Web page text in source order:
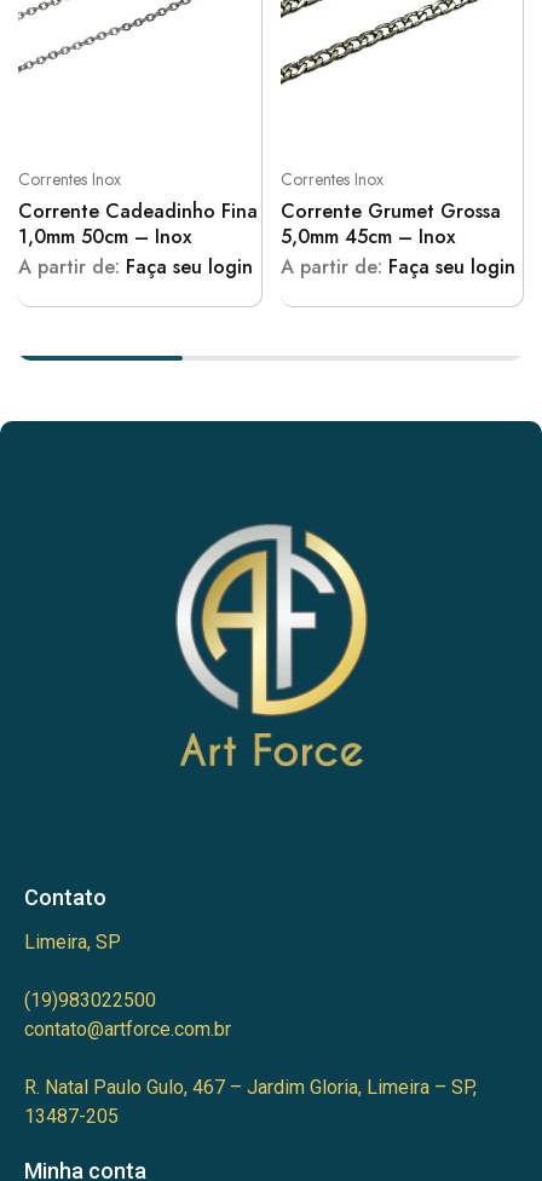
Correntes Inox
Corrente Cadeadinho Fina
1,0mm 50cm – Inox
A partir de: Faça seu login
Correntes Inox
Corrente Grumet Grossa
5,0mm 45cm – Inox
A partir de: Faça seu login
Contato
Limeira, SP
(19)983022500
contato@artforce.com.br
R. Natal Paulo Gulo, 467 – Jardim Gloria, Limeira – SP,
13487-205
Minha conta